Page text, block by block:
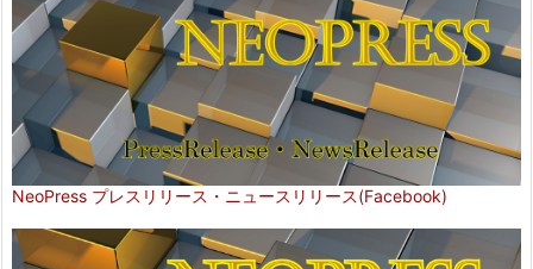
NeoPress プレスリリース・ニュースリリース(Facebook)